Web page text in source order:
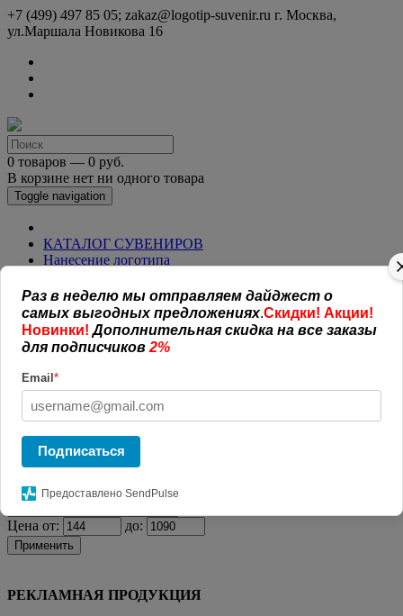
+7 (499) 497 85 05; zakaz@logotip-suvenir.ru г. Москва,
ул.Маршала Новикова 16
0 товаров — 0 руб.
В корзине нет ни одного товара
Toggle navigation
КАТАЛОГ СУВЕНИРОВ
Нанесение логотипа
Оплата и доставка
Открытая информация
СОГЛАШЕНИЕ (ОФЕРТА )
УСЛОВИЯ И ГАРАНТИИ
Наши работы
Новости
Обратная связь
ГлавнаяКАТАЛОГ СУВЕНИРОВПолотенцаПолотенце Farbe,
среднее, белое
Фильтр
Цена от: до:
Применить
РЕКЛАМНАЯ ПРОДУКЦИЯ
Раз в неделю мы отправляем дайджест о
самых выгодных предложениях.Скидки! Акции!
Новинки!Дополнительная скидка на все заказы
для подписчиков 2%
Email *
Подписаться
Предоставлено SendPulse